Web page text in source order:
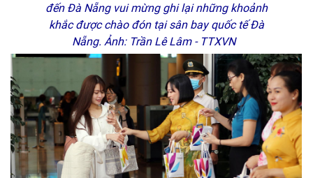
đến Đà Nẵng vui mừng ghi lại những khoảnh
khắc được chào đón tại sân bay quốc tế Đà
Nẵng. Ảnh: Trần Lê Lâm - TTXVN